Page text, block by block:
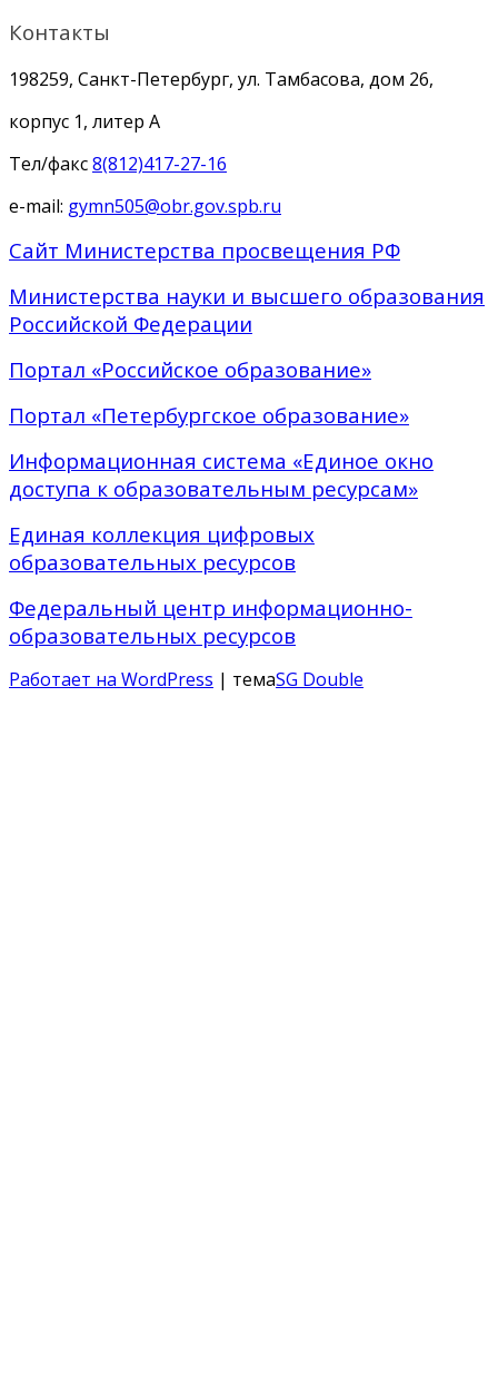
Контакты
198259, Санкт-Петербург, ул. Тамбасова, дом 26,
корпус 1, литер А
Тел/факс8(812)417-27-16
e-mail: gymn505@obr.gov.spb.ru
Сайт Министерства просвещения РФ
Министерства науки и высшего образования
Российской Федерации
Портал «Российское образование»
Портал «Петербургское образование»
Информационная система «Единое окно
доступа к образовательным ресурсам»
Единая коллекция цифровых
образовательных ресурсов
Федеральный центр информационно-
образовательных ресурсов
Работает на WordPress | темаSG Double